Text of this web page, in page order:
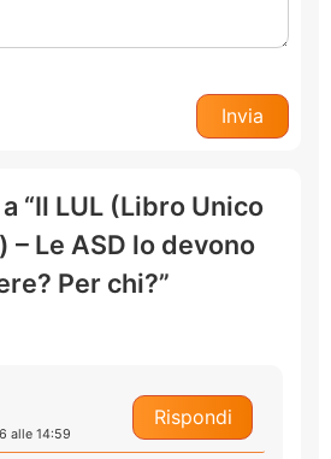
“Il LUL (Libro Unico
– Le ASD lo devono
Per chi?”
Rispondi
alle 14:59